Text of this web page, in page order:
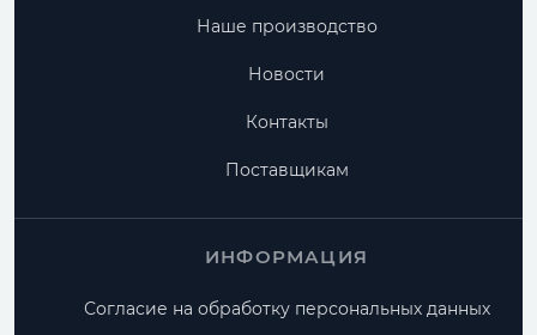
Наше производство
Новости
Контакты
Поставщикам
ИНФОРМАЦИЯ
Согласие на обработку персональных данных